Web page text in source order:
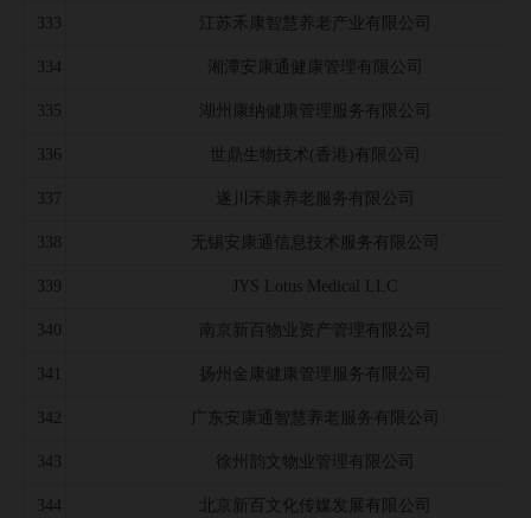
333 江苏禾康智慧养老产业有限公司
334 湘潭安康通健康管理有限公司
335 湖州康纳健康管理服务有限公司
336 世鼎生物技术(香港)有限公司
337 遂川禾康养老服务有限公司
338 无锡安康通信息技术服务有限公司
339 JYS Lotus Medical LLC
340 南京新百物业资产管理有限公司
341 扬州金康健康管理服务有限公司
342 广东安康通智慧养老服务有限公司
343 徐州韵文物业管理有限公司
344 北京新百文化传媒发展有限公司